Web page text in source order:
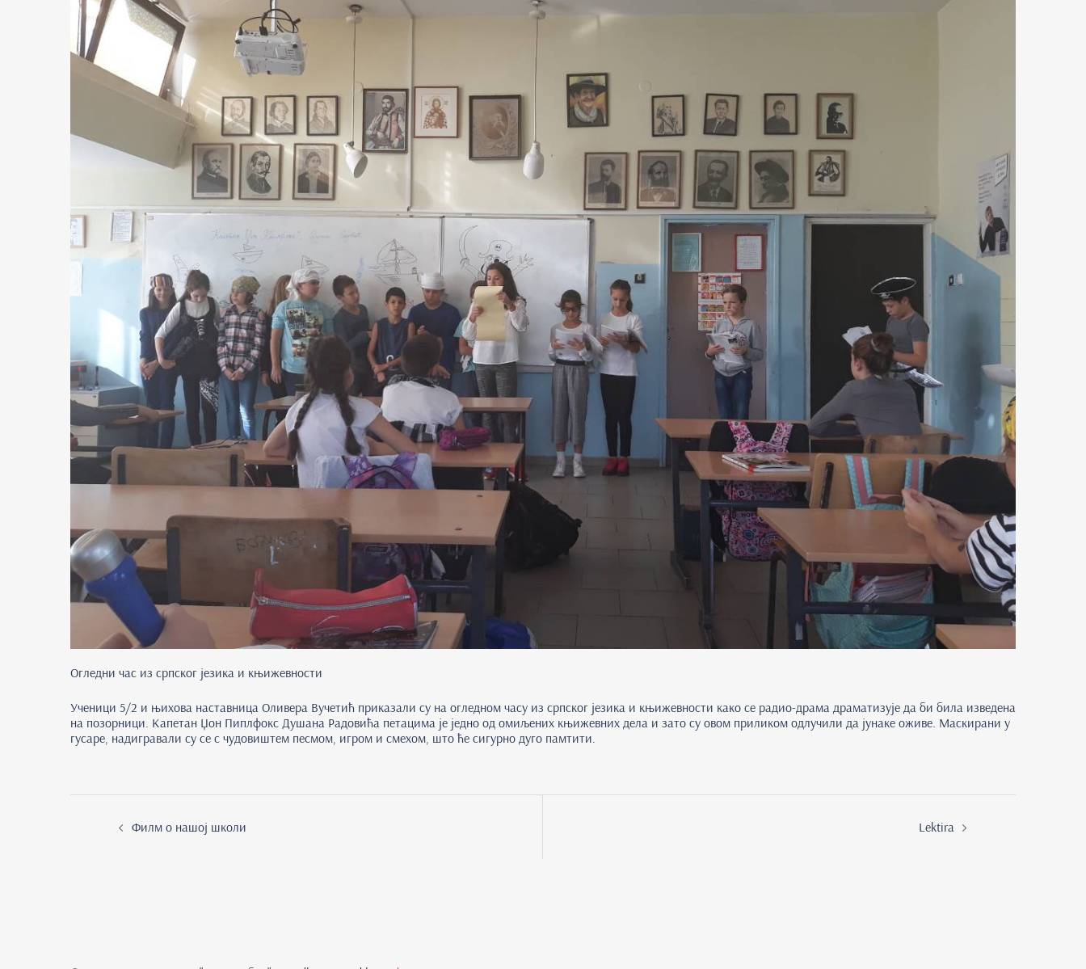
Огледни час из српског језика и књижевности
Ученици 5/2 и њихова наставница Оливера Вучетић приказали су на огледном часу из српског језика и књижевности како се радио-драма драматизује да би била изведена
на позорници. Капетан Џон Пиплфокс Душана Радовића петацима је једно од омиљених књижевних дела и зато су овом приликом одлучили да јунаке оживе. Маскирани у
гусаре, надигравали су се с чудовиштем песмом, игром и смехом, што ће сигурно дуго памтити.
navigationФилм о нашој школи Lektira